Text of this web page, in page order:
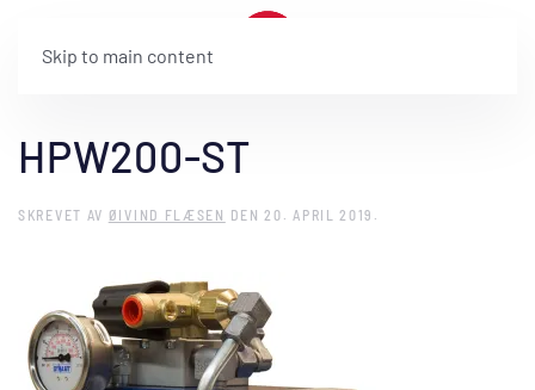
Skip to main content
HPW200-ST
SKREVET AV ØIVIND FLÆSEN DEN20. APRIL 2019 .